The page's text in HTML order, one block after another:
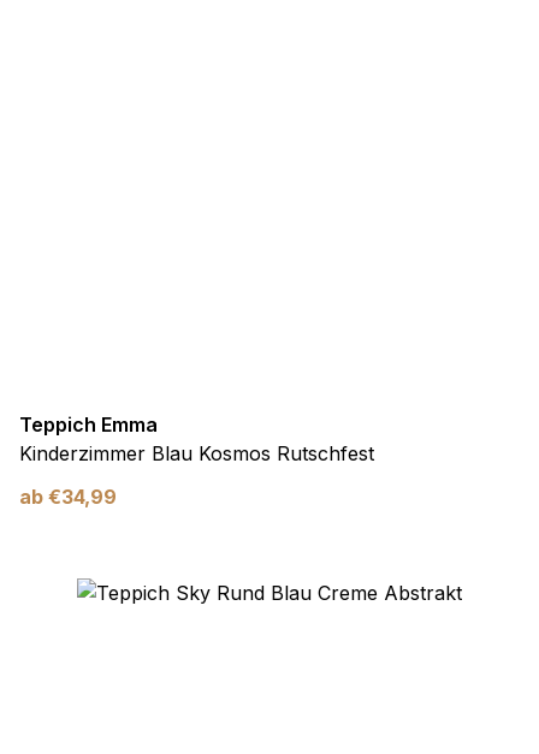
Teppich Emma
Kinderzimmer Blau Kosmos Rutschfest
ab €34,99